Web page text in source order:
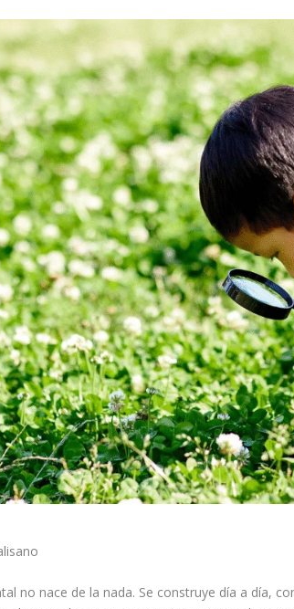
no nace de la nada. Se construye día a día,